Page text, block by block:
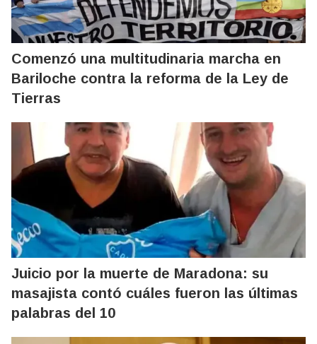
Comenzó una multitudinaria marcha en
Bariloche contra la reforma de la Ley de
Tierras
Juicio por la muerte de Maradona: su
masajista contó cuáles fueron las últimas
palabras del 10